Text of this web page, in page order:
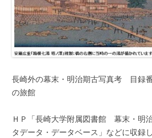
長崎外の幕末・明治期古写真考 目録
の旅館
ＨＰ「長崎大学附属図書館 幕末・明
タデータ・データベース」などに収録